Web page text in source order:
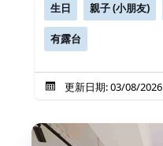
生日 親子 (小朋友)
有露台
更新日期: 03/08/2026